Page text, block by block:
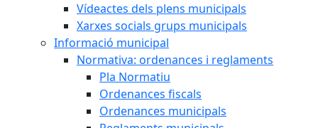
Vídeactes dels plens municipals
Xarxes socials grups municipals
Informació municipal
Normativa: ordenances i reglaments
Pla Normatiu
Ordenances fiscals
Ordenances municipals